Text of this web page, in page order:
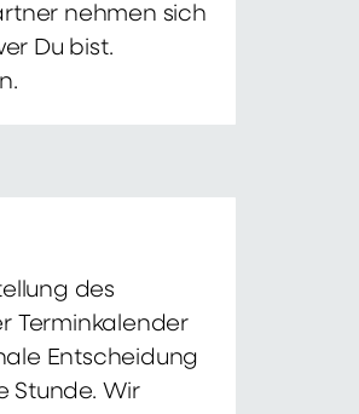
nehmen sich
Du bist.
des
Terminkalender
Entscheidung
Stunde. Wir